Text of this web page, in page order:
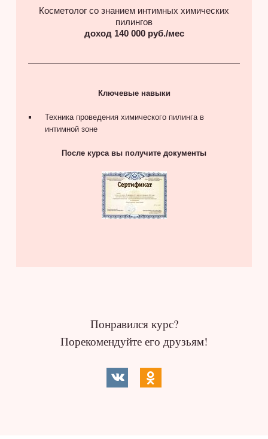
Косметолог со знанием интимных химических
пилингов
доход 140 000 руб./мес
Ключевые навыки
Техника проведения химического пилинга в
интимной зоне
После курса вы получите документы
Понравился курс?
Порекомендуйте его друзьям!